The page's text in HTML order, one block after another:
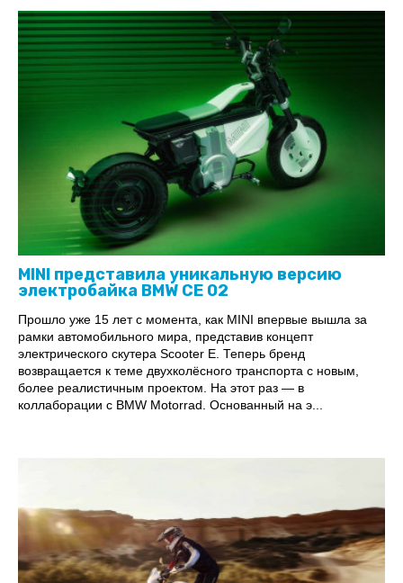
MINI представила уникальную версию
электробайка BMW CE 02
Прошло уже 15 лет с момента, как MINI впервые вышла за
рамки автомобильного мира, представив концепт
электрического скутера Scooter E. Теперь бренд
возвращается к теме двухколёсного транспорта с новым,
более реалистичным проектом. На этот раз — в
коллаборации с BMW Motorrad. Основанный на э...